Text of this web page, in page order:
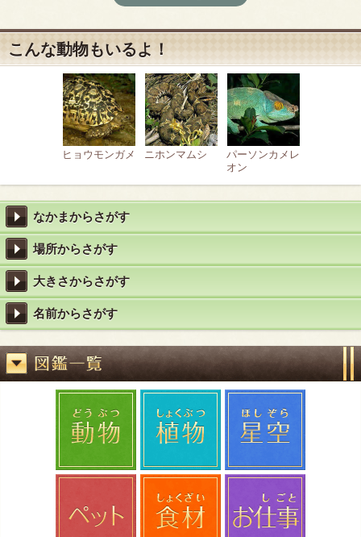
こんな動物もいるよ！
ヒョウモンガメ ニホンマムシ
パーソンカメレ
オン
なかまからさがす
場所からさがす
大きさからさがす
名前からさがす